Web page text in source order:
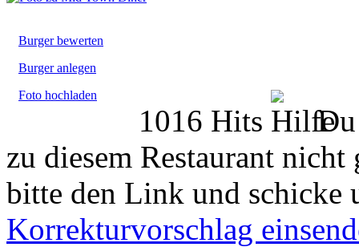
Burger bewerten
Burger anlegen
Foto hochladen
1016 Hits
zu diesem Restaurant
bitte den Link und schicke
Korrekturvorschlag